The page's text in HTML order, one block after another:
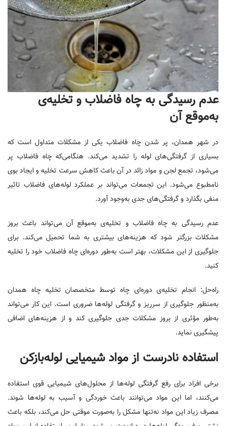
عدم رسیدگی به چاه فاضلاب و تخلیه‌ی
به‌موقع آن
در شهر همدان، پر شدن چاه فاضلاب یکی از مشکلات متداول است که
بسیاری از گرفتگی‌های لوله را تشدید می‌کند. هنگامی‌که چاه فاضلاب پر
می‌شود، تجمع لجن و مواد زائد در آن باعث کاهش سرعت تخلیه و ایجاد بوی
نامطبوع می‌شود. این تجمعات می‌تواند بر عملکرد لوله‌های فاضلاب تاثیر
منفی بگذارد و گرفتگی‌های جدی به‌وجود آورد.
عدم رسیدگی به چاه فاضلاب و تخلیه‌ی به‌موقع آن می‌تواند باعث بروز
مشکلات بزرگتر شود که هزینه‌های بیشتری به شما تحمیل می‌کند. برای
جلوگیری از این مشکلات، بهتر است به‌طور دوره‌ای چاه فاضلاب خود را تخلیه
کنید.
راه‌حل: انجام تخلیه‌ی دوره‌ای چاه توسط متخصصان تخلیه چاه همدان
به‌منظور جلوگیری از سرریز و گرفتگی لوله‌ها ضروری است. این کار می‌تواند
به‌طور مؤثری از بروز مشکلات جدی جلوگیری کند و از هزینه‌های اضافی
پیشگیری نماید.
استفاده نادرست از مواد شیمیایی لوله‌بازکن
برخی افراد برای رفع گرفتگی لوله‌ها از محلول‌های شیمیایی قوی استفاده
می‌کنند، اما این مواد می‌توانند باعث خوردگی و آسیب به لوله‌ها شوند.
مصرف زیاد این مواد نه‌تنها مشکل را به‌صورت موقتی حل می‌کند، بلکه باعث